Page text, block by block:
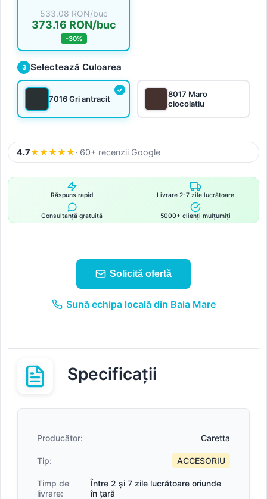
533.08 RON/buc
373.16 RON/buc
-30%
3 Selectează Culoarea
7016 Gri antracit
8017 Maro
ciocolatiu
4.7★★★★★· 60+ recenzii Google
Răspuns rapid Livrare 2-7 zile lucrătoare
Consultanță gratuită 5000+ clienți mulțumiți
Solicită ofertă
Sună echipa locală din Baia Mare
Specificații
Producător: Caretta
Tip: ACCESORIU
Timp de
livrare:
Între 2 și 7 zile lucrătoare oriunde
în țară